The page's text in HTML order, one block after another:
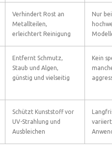
Verhindert Rost an
Metallteilen,
erleichtert Reinigung
Nur
Entfernt Schmutz,
Staub und Algen,
günstig und vielseitig
Kein
Schützt Kunststoff vor
UV-Strahlung und
Ausbleichen